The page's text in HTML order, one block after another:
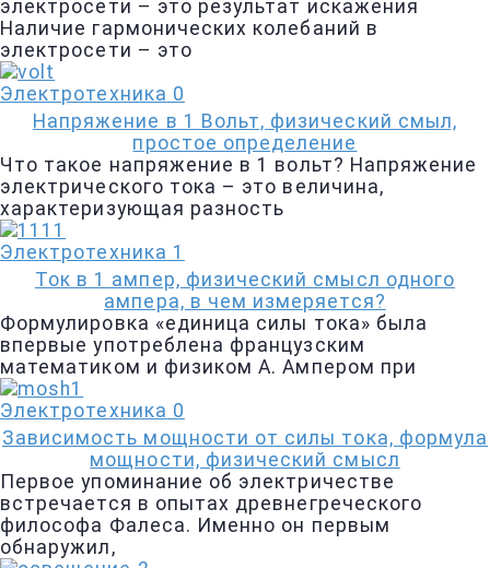
электросети – это результат искажения
Наличие гармонических колебаний в
электросети – это
Электротехника 0
Напряжение в 1 Вольт, физический смыл,
простое определение
Что такое напряжение в 1 вольт? Напряжение
электрического тока – это величина,
характеризующая разность
Электротехника 1
Ток в 1 ампер, физический смысл одного
ампера, в чем измеряется?
Формулировка «единица силы тока» была
впервые употреблена французским
математиком и физиком А. Ампером при
Электротехника 0
Зависимость мощности от силы тока, формула
мощности, физический смысл
Первое упоминание об электричестве
встречается в опытах древнегреческого
философа Фалеса. Именно он первым
обнаружил,